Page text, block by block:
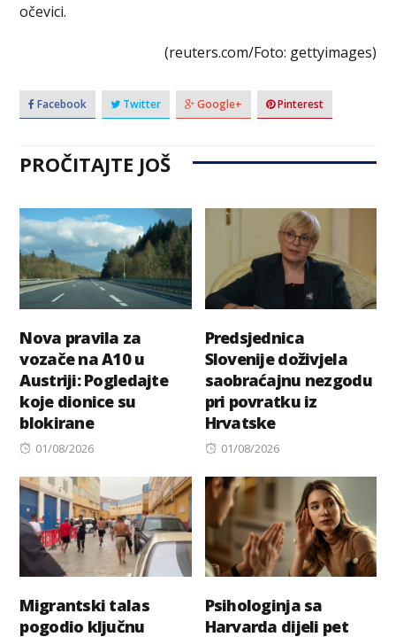
očevici.
(reuters.com/Foto: gettyimages)
Facebook Twitter Google+ Pinterest
PROČITAJTE JOŠ
Nova pravila za
vozače na A10 u
Austriji: Pogledajte
koje dionice su
blokirane
Posted
01/08/2026
Predsjednica
Slovenije doživjela
saobraćajnu nezgodu
pri povratku iz
Hrvatske
Posted
01/08/2026
Migrantski talas
pogodio ključnu
Psihologinja sa
Harvarda dijeli pet